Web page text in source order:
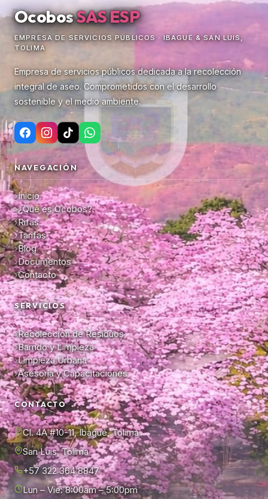
OcobosSAS ESP
EMPRESA DE SERVICIOS PÚBLICOS · IBAGUÉ & SAN LUIS,
TOLIMA
Empresa de servicios públicos dedicada a la recolección
integral de aseo. Comprometidos con el desarrollo
sostenible y el medio ambiente.
NAVEGACIÓN
Inicio
¿Qué es Ocobos?
Rifas
Tarifas
Blog
Documentos
Contacto
SERVICIOS
Recolección de Residuos
Barrido y Limpieza
Limpieza Urbana
Asesoría y Capacitaciones
CONTACTO
Cl. 4A #10-11, Ibagué, Tolima
San Luis, Tolima
+57 322 364 8847
Lun – Vie: 8:00am – 5:00pm